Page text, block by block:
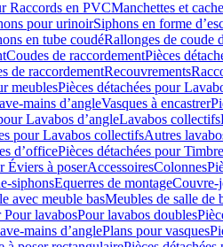
Raccords en PVCManchettes et
pour urinoirSiphons en forme
en tube coudéRallonges de coude
Coudes de raccordementPièces
de raccordementRecouvrements
meublesPièces détachées pour
mains d’angleVasques à encastrer
Lavabos d’angleLavabos collectifs
pour Lavabos collectifsAutres
dʼofficePièces détachées pour
Éviers à poserAccessoiresColonnes
siphonsEquerres de montageCouvre-
avec meuble basMeubles de salle de
Pour lavabosPour lavabos doubles
mains d’anglePlans pour vasques